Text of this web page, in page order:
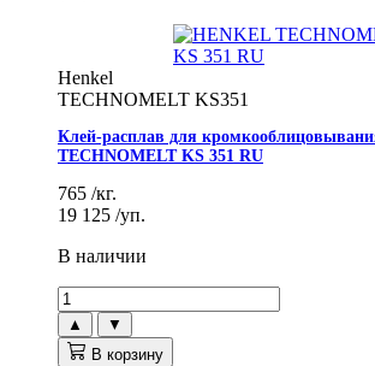
Henkel
TECHNOMELT KS351
Клей-расплав для
TECHNOMELT KS 351 RU
765 /кг.
19 125 /уп.
В наличии
▲
▼
В корзину